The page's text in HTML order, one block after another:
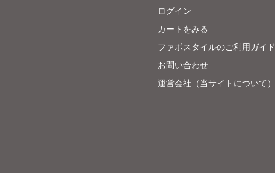
ログイン
カートをみる
ファボスタイルのご利用ガイド
お問い合わせ
運営会社（当サイトについて）